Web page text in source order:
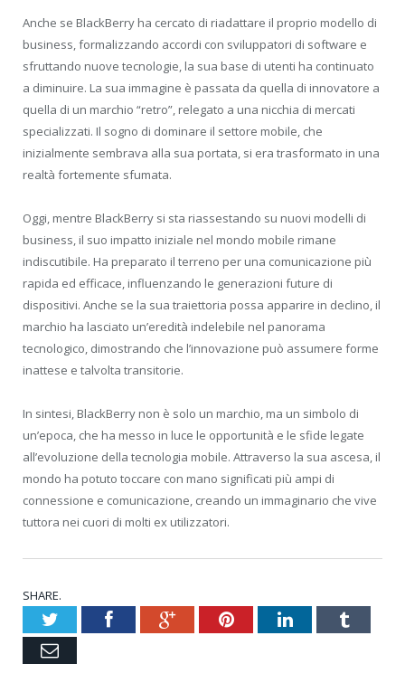
Anche se BlackBerry ha cercato di riadattare il proprio modello di
business, formalizzando accordi con sviluppatori di software e
sfruttando nuove tecnologie, la sua base di utenti ha continuato
a diminuire. La sua immagine è passata da quella di innovatore a
quella di un marchio “retro”, relegato a una nicchia di mercati
specializzati. Il sogno di dominare il settore mobile, che
inizialmente sembrava alla sua portata, si era trasformato in una
realtà fortemente sfumata.
Oggi, mentre BlackBerry si sta riassestando su nuovi modelli di
business, il suo impatto iniziale nel mondo mobile rimane
indiscutibile. Ha preparato il terreno per una comunicazione più
rapida ed efficace, influenzando le generazioni future di
dispositivi. Anche se la sua traiettoria possa apparire in declino, il
marchio ha lasciato un’eredità indelebile nel panorama
tecnologico, dimostrando che l’innovazione può assumere forme
inattese e talvolta transitorie.
In sintesi, BlackBerry non è solo un marchio, ma un simbolo di
un’epoca, che ha messo in luce le opportunità e le sfide legate
all’evoluzione della tecnologia mobile. Attraverso la sua ascesa, il
mondo ha potuto toccare con mano significati più ampi di
connessione e comunicazione, creando un immaginario che vive
tuttora nei cuori di molti ex utilizzatori.
SHARE.
TwitterFacebookGoogle+PinterestLinkedInTumblr
Email